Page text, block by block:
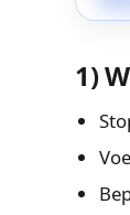
1)